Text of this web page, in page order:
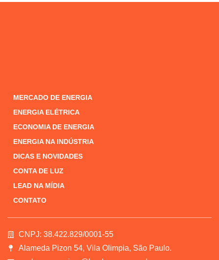
MERCADO DE ENERGIA
ENERGIA ELÉTRICA
ECONOMIA DE ENERGIA
ENERGIA NA INDÚSTRIA
DICAS E NOVIDADES
CONTA DE LUZ
LEAD NA MÍDIA
CONTATO
CNPJ: 38.422.829/0001-55
Alameda Pizon 54, Vila Olimpia, São Paulo.